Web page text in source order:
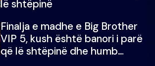
lë shtëpinë
Finalja e madhe e Big Brother
VIP 5, kush është banori i parë
që lë shtëpinë dhe humb